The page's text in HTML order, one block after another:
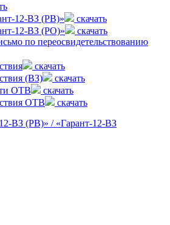
12-ВЗ (РВ)»
скачать
12-ВЗ (РО)»
скачать
по переосвидетельствованию
скачать
(ВЗ)
скачать
ОТВ
скачать
ОТВ
скачать